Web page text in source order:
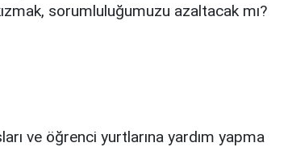
sorumluluğumuzu azaltacak mı?
ve öğrenci yurtlarına yardım yapma